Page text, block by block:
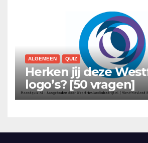
ALGEMEEN QUIZ
Herken jij deze
logo’s? [50 vragen]